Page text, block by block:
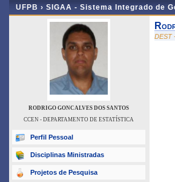
UFPB › SIGAA - Sistema Integrado de
RODRIGO GONCALVES DOS SANTOS
CCEN - DEPARTAMENTO DE ESTATÍSTICA
Perfil Pessoal
Disciplinas Ministradas
Projetos de Pesquisa
DEST